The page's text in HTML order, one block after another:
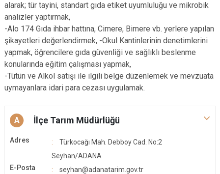
alarak; tür tayini, standart gıda etiket uyumluluğu ve mikrobik
analizler yaptırmak,
-Alo 174 Gıda ihbar hattına, Cimere, Bimere vb. yerlere yapılan
şikayetleri değerlendirmek, -Okul Kantinlerinin denetimlerini
yapmak, öğrencilere gıda güvenliği ve sağlıklı beslenme
konularında eğitim çalışması yapmak,
-Tütün ve Alkol satışı ile ilgili belge düzenlemek ve mevzuata
uymayanlara idari para cezası uygulamak.
A İlçe Tarım Müdürlüğü
Adres
Türkocağı Mah. Debboy Cad. No:2
Seyhan/ADANA
E-Posta
seyhan@adanatarim.gov.tr